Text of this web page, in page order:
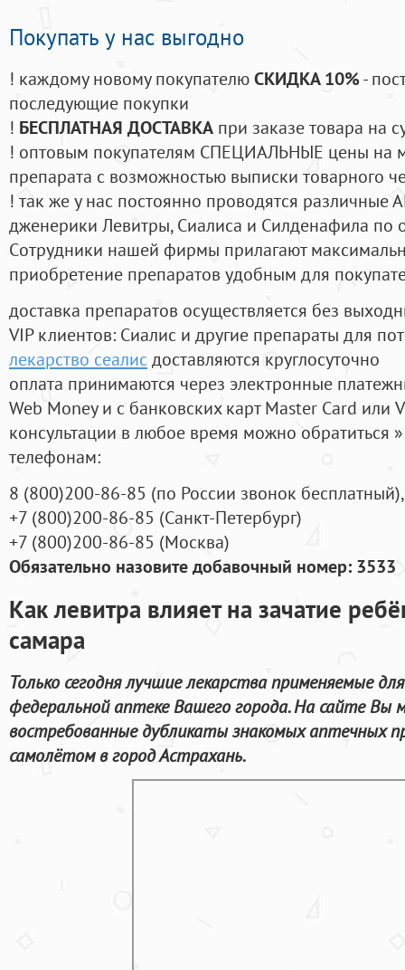
Покупать у нас выгодно
! каждому новому покупателюСКИДКА 10%-
последующие покупки
! БЕСПЛАТНАЯ ДОСТАВКА при заказе товара на
! оптовым покупателям СПЕЦИАЛЬНЫЕ цены на
препарата с возможностью выписки товарного
! так же у нас постоянно проводятся
дженерики Левитры, Сиалиса и Силденафила по
Cотрудники нашей фирмы прилагают
приобретение препаратов удобным для
доставка препаратов осуществляется без
VIP клиентов: Сиалис и другие препараты для
лекарство сеалис доставляются круглосуточно
оплата принимаются через электронные
Web Money и с банковских карт Master Card или
консультации в любое время можно обратиться
телефонам:
8 (800)200-86-85 (по России звонок бесплатный),
+7 (800)200-86-85 (Санкт-Петербург)
+7 (800)200-86-85 (Москва)
Обязательно назовите добавочный номер: 3533
Как левитра влияет на зачатие
самара
Только сегодня лучшие лекарства применяемые
федеральной аптеке Вашего города. На сайте
востребованные дубликаты знакомых аптечных
самолётом в город Астрахань.